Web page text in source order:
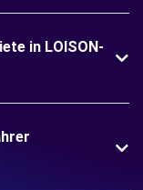
in LOISON-